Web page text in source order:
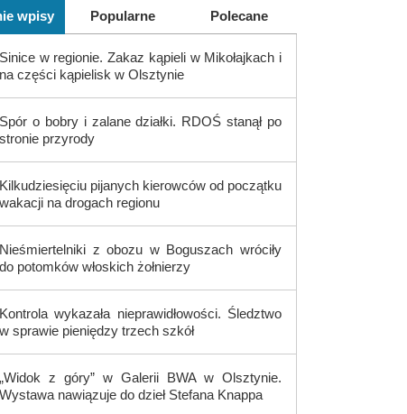
wpisy Popularne Polecane
Sinice w regionie. Zakaz kąpieli w Mikołajkach i
na części kąpielisk w Olsztynie
Spór o bobry i zalane działki. RDOŚ stanął po
stronie przyrody
Kilkudziesięciu pijanych kierowców od początku
wakacji na drogach regionu
Nieśmiertelniki z obozu w Boguszach wróciły
do potomków włoskich żołnierzy
Kontrola wykazała nieprawidłowości. Śledztwo
w sprawie pieniędzy trzech szkół
„Widok z góry” w Galerii BWA w Olsztynie.
Wystawa nawiązuje do dzieł Stefana Knappa